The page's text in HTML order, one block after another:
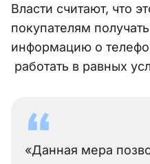
Власти считают, что
покупателям
информацию о
работать в равных
«Данная мера